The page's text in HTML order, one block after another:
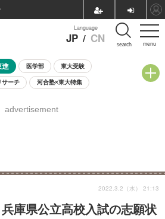
menu
Language
JP / CN search
進 医学部 東大受験
サーチ 河合塾×東大特集
開催学校説明会・相談会
advertisement
兵庫県公立高校入試の志願状
2022.3.2（水） 21:13